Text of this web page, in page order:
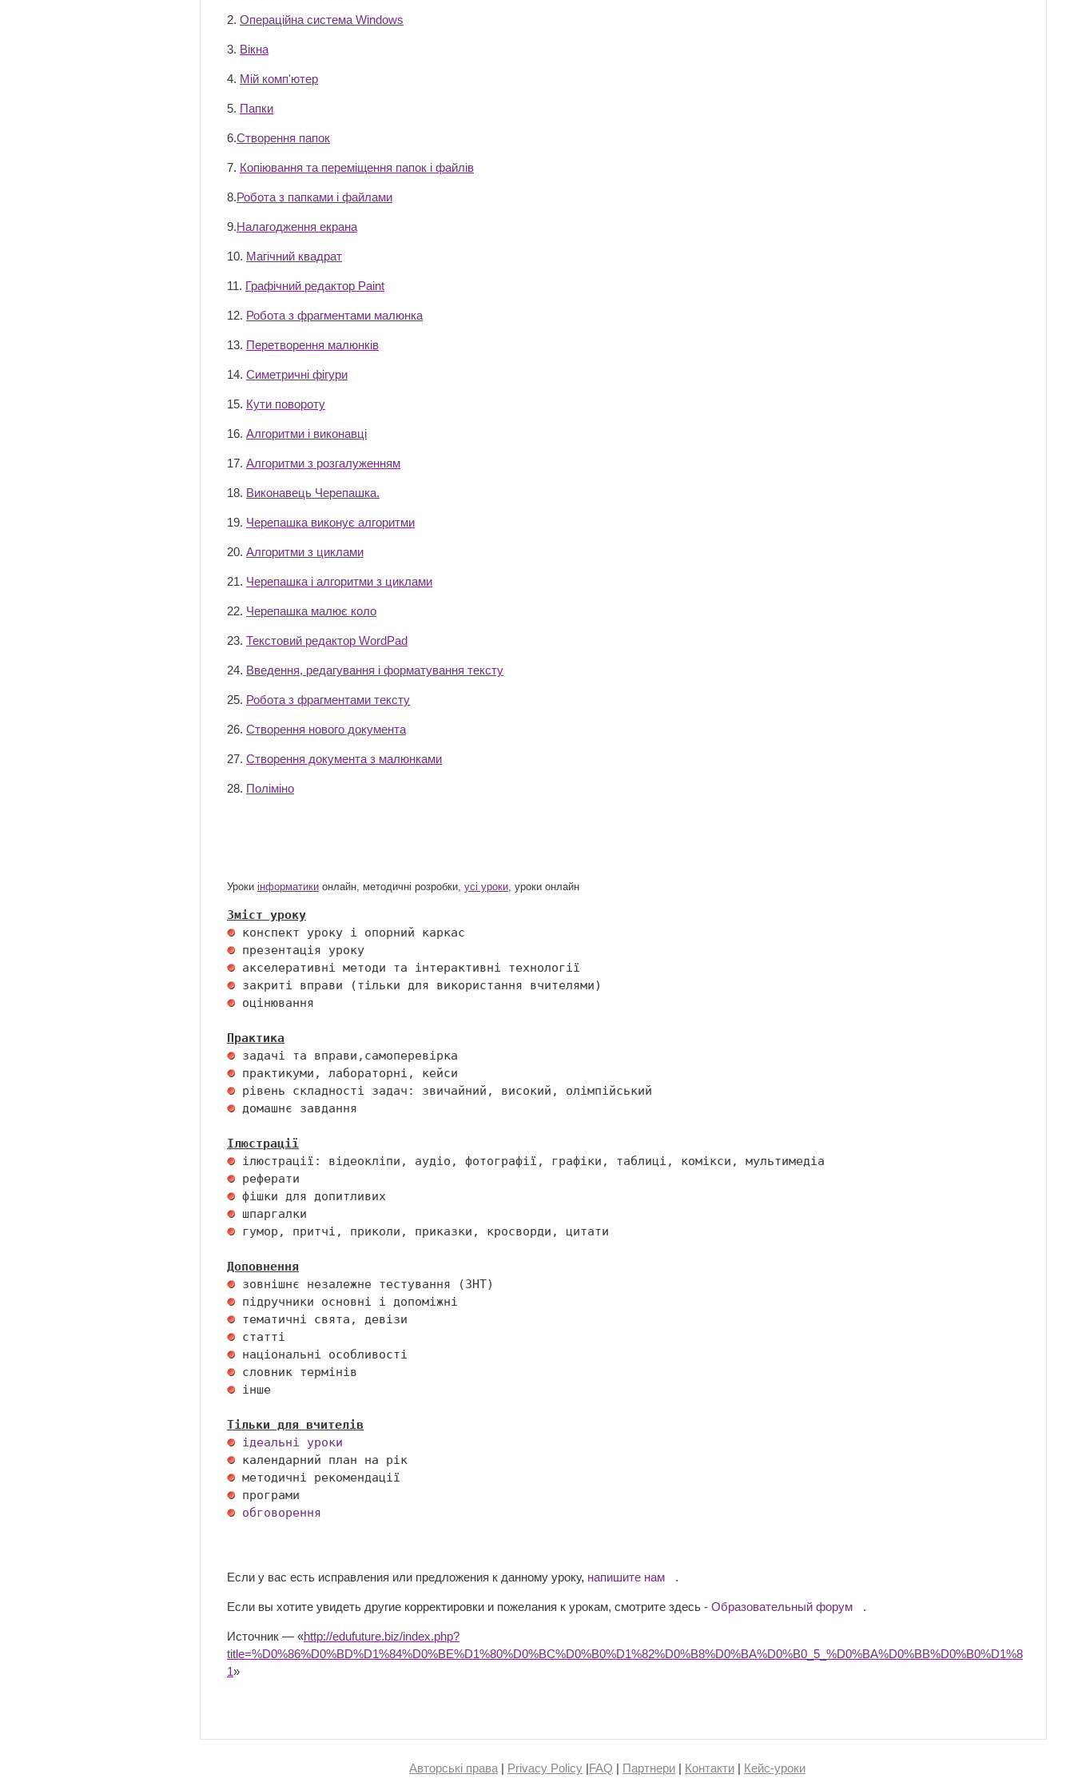
2. Операційна система Windows
3. Вікна
4. Мій комп'ютер
5. Папки
6.Створення папок
7. Копіювання та переміщення папок і файлів
8.Робота з папками і файлами
9.Налагодження екрана
10. Магічний квадрат
11. Графічний редактор Рaint
12. Робота з фрагментами малюнка
13. Перетворення малюнків
14. Симетричні фігури
15. Кути повороту
16. Алгоритми і виконавці
17. Алгоритми з розгалуженням
18. Виконавець Черепашка.
19. Черепашка виконує алгоритми
20. Алгоритми з циклами
21. Черепашка і алгоритми з циклами
22. Черепашка малює коло
23. Текстовий редактор WordPad
24. Введення, редагування і форматування тексту
25. Робота з фрагментами тексту
26. Створення нового документа
27. Створення документа з малюнками
28. Поліміно
Уроки інформатики онлайн, методичні розробки, усі уроки, уроки онлайн
Зміст уроку
оцінювання
Практика
домашнє завдання
Ілюстрації
гумор, притчі, приколи, приказки, кросворди, цитати
Доповнення
інше
Тільки для вчителів
ідеальні уроки
обговорення
Если у вас есть исправления или предложения к данному уроку, напишите нам .
Если вы хотите увидеть другие корректировки и пожелания к урокам, смотрите здесь - Образовательный форум .
Источник — «http://edufuture.biz/index.php?
title=%D0%86%D0%BD%D1%84%D0%BE%D1%80%D0%BC%D0%B0%D1%82%D0%B8%D0%BA%D0%B0_5_%D0%BA%D0%BB%D0%B0%D1%8
1»
Авторські права | Privacy Policy |FAQ | Партнери | Контакти | Кейс-уроки